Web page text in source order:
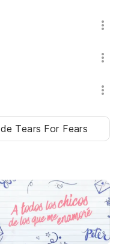
de Tears For Fears